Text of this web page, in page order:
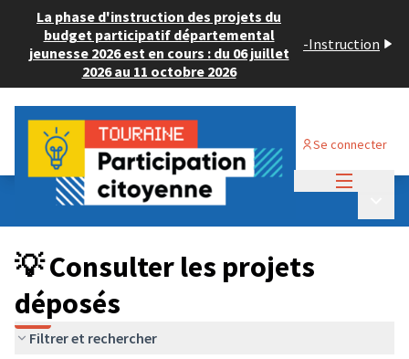
La phase d'instruction des projets du
budget participatif départemental
jeunesse 2026 est en cours : du 06 juillet
2026 au 11 octobre 2026
-Instruction
Se connecter
Budget Participatif JEUNESSE 2024
💡 Consulter les projets déposés
💡 Consulter les projets
déposés
Filtrer et rechercher